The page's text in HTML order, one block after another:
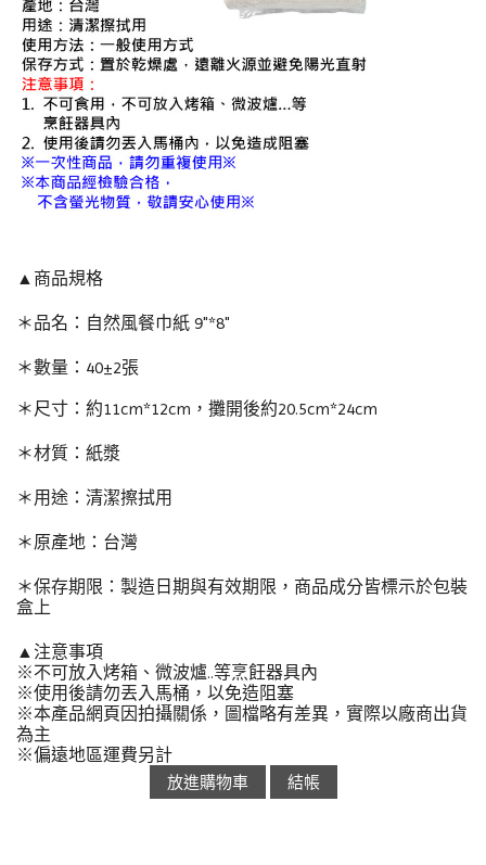
▲商品規格
＊品名：自然風餐巾紙 9"*8"
＊數量：40±2張
＊尺寸：約11cm*12cm，攤開後約20.5cm*24cm
＊材質：紙漿
＊用途：清潔擦拭用
＊原產地：台灣
＊保存期限：製造日期與有效期限，商品成分皆標示於包裝
盒上
▲注意事項
※不可放入烤箱、微波爐..等烹飪器具內
※使用後請勿丟入馬桶，以免造阻塞
※本產品網頁因拍攝關係，圖檔略有差異，實際以廠商出貨
為主
※偏遠地區運費另計